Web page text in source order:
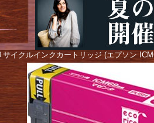
イクルインクカートリッジ (エプソン